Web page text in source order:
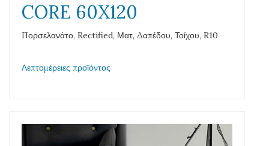
CORE 60X120
Πορσελανάτο, Rectified, Ματ, Δαπέδου, Τοίχου, R10
Λεπτομέρειες προϊόντος